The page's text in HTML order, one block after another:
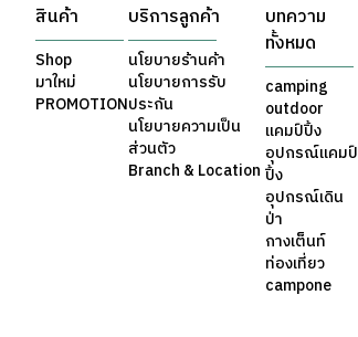
สินค้า
Shop
มาใหม่
PROMOTION
บริการลูกค้า
นโยบายร้านค้า
นโยบายการรับ
ประกัน
นโยบายความเป็น
ส่วนตัว
Branch & Location
บทความ
ทั้งหมด
camping
outdoor
แคมป์ปิ้ง
อุปกรณ์แคมป์
ปิ้ง
อุปกรณ์เดิน
ป่า
กางเต็นท์
ท่องเที่ยว
campone